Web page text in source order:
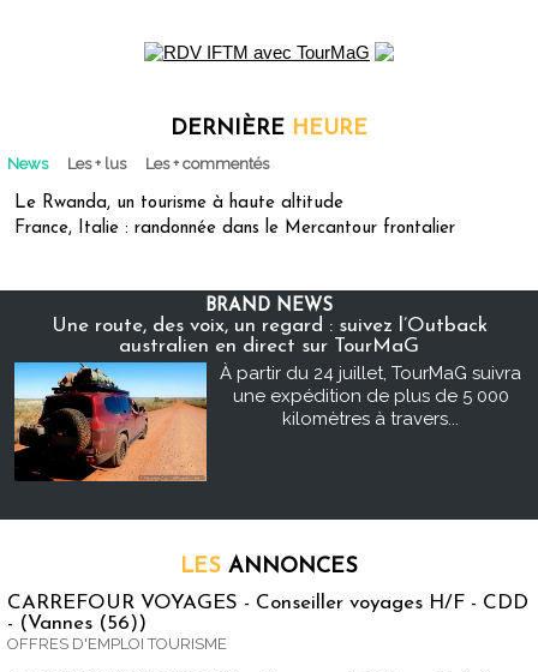
DERNIÈRE HEURE
News Les + lus Les + commentés
Le Rwanda, un tourisme à haute altitude
France, Italie : randonnée dans le Mercantour frontalier
BRAND NEWS
Une route, des voix, un regard : suivez l’Outback
australien en direct sur TourMaG
À partir du 24 juillet, TourMaG suivra
une expédition de plus de 5 000
kilomètres à travers...
LES ANNONCES
CARREFOUR VOYAGES - Conseiller voyages H/F - CDD
- (Vannes (56))
OFFRES D'EMPLOI TOURISME